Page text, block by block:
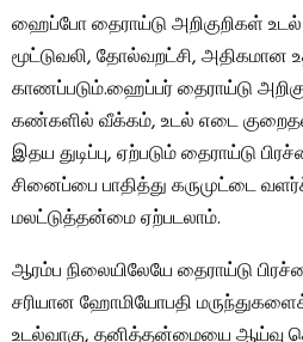
ஹைப்போ தைராய்டு அறிகுறிகள்
மூட்டுவலி, தோல்வறட்சி, அதிகமான
காணப்படும்.ஹைப்பர் தைராய்டு
கண்களில் வீக்கம், உடல் எடை
இதய துடிப்பு, ஏற்படும் தைராய்டு
சினைப்பை பாதித்து கருமுட்டை
மலட்டுத்தன்மை ஏற்படலாம்.
ஆரம்ப நிலையிலேயே தைராய்டு
சரியான ஹோமியோபதி